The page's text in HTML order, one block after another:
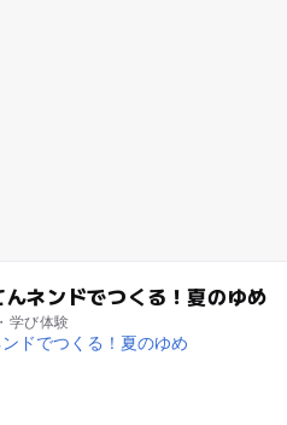
んネンドでつくる！夏のゆめ
学び体験